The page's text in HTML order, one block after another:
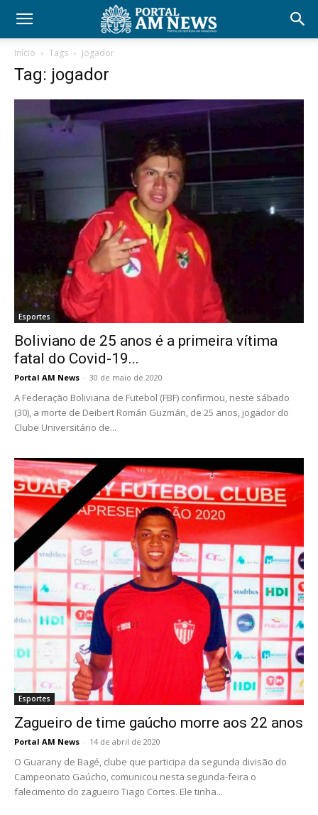
Início Tags Jogador
Tag: jogador
Esportes
Boliviano de 25 anos é a primeira vítima
fatal do Covid-19...
Portal AM News - 30 de maio de 2020
A Federação Boliviana de Futebol (FBF) confirmou, neste sábado
(30), a morte de Deibert Román Guzmán, de 25 anos, jogador do
Clube Universitário de...
Esportes
Zagueiro de time gaúcho morre aos 22 anos
Portal AM News - 14 de abril de 2020
O Guarany de Bagé, clube que participa da segunda divisão do
Campeonato Gaúcho, comunicou nesta segunda-feira o
falecimento do zagueiro Tiago Cortes. Ele tinha...